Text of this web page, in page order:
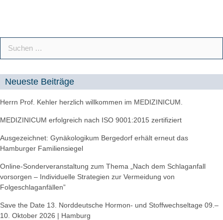
Neueste Beiträge
Herrn Prof. Kehler herzlich willkommen im MEDIZINICUM.
MEDIZINICUM erfolgreich nach ISO 9001:2015 zertifiziert
Ausgezeichnet: Gynäkologikum Bergedorf erhält erneut das
Hamburger Familiensiegel
Online-Sonderveranstaltung zum Thema „Nach dem Schlaganfall
vorsorgen – Individuelle Strategien zur Vermeidung von
Folgeschlaganfällen”
Save the Date 13. Norddeutsche Hormon- und Stoffwechseltage 09.–
10. Oktober 2026 | Hamburg